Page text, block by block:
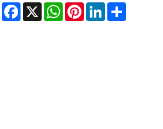
Facebook
X WhatsApp
PinterestLinkedIn